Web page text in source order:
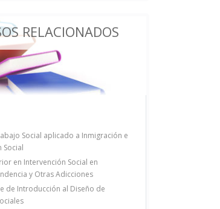
RELACIONADOS
Social aplicado a Inmigración e
Social
en Intervención Social en
y Otras Adicciones
de Introducción al Diseño de